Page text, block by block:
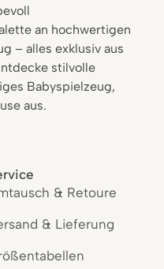
an hochwertigen
– alles exklusiv aus
stilvolle
Babyspielzeug,
aus.
& Retoure
& Lieferung